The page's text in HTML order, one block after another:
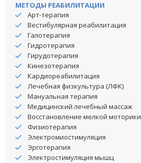
МЕТОДЫ РЕАБИЛИТАЦИИ
Арт-терапия
Вестибулярная реабилитация
Галотерапия
Гидротерапия
Гирудотерапия
Кинезотерапия
Кардиореабилитация
Лечебная физкультура (ЛФК)
Мануальная терапия
Медицинский лечебный массаж
Восстановление мелкой моторики
Физиотерапия
Электромиостимуляция
Эрготерапия
Электростимуляция мышц